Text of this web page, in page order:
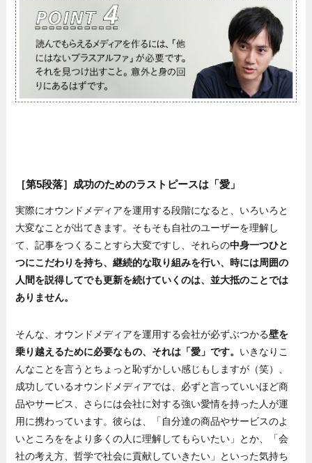
［第5段落］成功のためのラストピースは「愛」
実際にオウンドメディアを運用する段階になると、いろいろと
大変なことが出てきます。そもそも自社のユーザーを理解し
て、記事をつくることすら大変ですし、それらの中身一つひと
つにこだわりを持ち、継続的な取り組みを行い、時には周囲の
人間を説得してでも更新を続けていくのは、並大抵のことでは
ありません。
そんな、オウンドメディアを運用する会社が必ずぶつかる壁を
乗り越えるために必要なもの、それは「愛」です。 いきなりこ
んなことを言うとちょっと恥ずかしい感じもしますが（笑）、
成功しているオウンドメディアでは、必ずと言っていいほど商
品やサービス、さらには会社に対する強い愛情を持った人が運
用に携わっています。彼らは、「自分達の商品やサービスのよ
いところををより多くの人に理解してもらいたい」とか、「会
社の考え方、哲学で社会に貢献していきたい」といった気持ち